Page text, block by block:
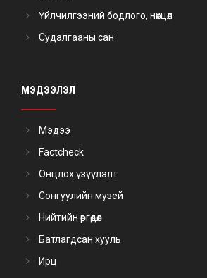
Үйлчилгээний бодлого, нөхцөл
Судалгааны сан
МЭДЭЭЛЭЛ
Мэдээ
Factcheck
Онцлох үзүүлэлт
Сонгуулийн музей
Нийтийн өргөдөл
Батлагдсан хууль
Ирц